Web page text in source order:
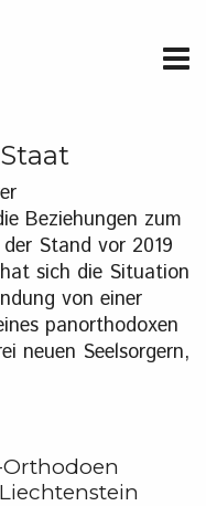
Beziehungen zum
Stand vor 2019
sich die Situation
von einer
panorthodoxen
neuen Seelsorgern,